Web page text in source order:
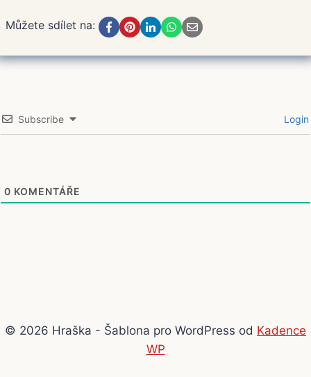
Můžete sdílet na:
Subscribe Login
0 KOMENTÁŘE
© 2026 Hraška - Šablona pro WordPress od Kadence
WP